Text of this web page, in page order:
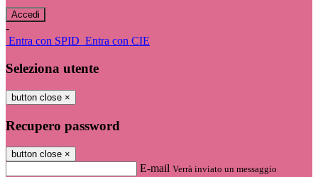
-
Entra con SPID Entra con CIE
Seleziona utente
button close ×
Recupero password
button close ×
E-mail Verrà inviato un messaggio